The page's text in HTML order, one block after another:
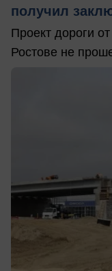
получил
Проект дороги
Ростове не